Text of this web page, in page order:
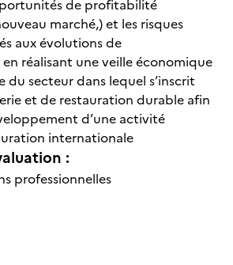
de profitabilité
marché,) et les risques
aux évolutions de
réalisant une veille économique
secteur dans lequel s’inscrit
et de restauration durable afin
d’une activité
internationale
:
professionnelles